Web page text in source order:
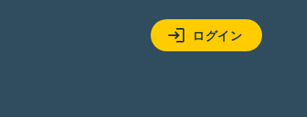
ログイン